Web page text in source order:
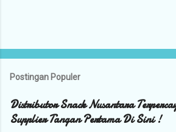
t
n
g
K
Postingan Populer
Distributor Snack Nusantara
Supplier Tangan Pertama Di Sini !